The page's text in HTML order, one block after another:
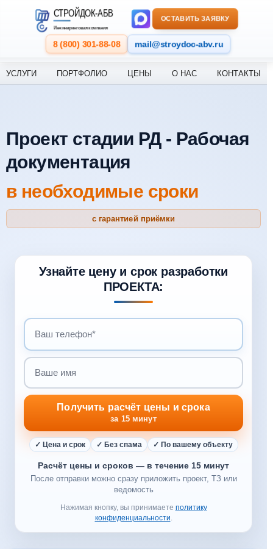
СТРОЙДОК-АБВ
Инжиниринговая компания
8 (800) 301-88-08 mail@stroydoc-abv.ru
ОСТАВИТЬ ЗАЯВКУ
УСЛУГИ ПОРТФОЛИО ЦЕНЫ О НАС КОНТАКТЫ
Проект стадии РД - Рабочая
документация
в необходимые сроки
с гарантией приёмки
Узнайте цену и срок разработки
ПРОЕКТА:
Получить расчёт цены и срока
за 15 минут
✓ Цена и срок ✓ Без спама ✓ По вашему объекту
Расчёт цены и сроков — в течение 15 минут
После отправки можно сразу приложить проект, ТЗ или
ведомость
Нажимая кнопку, вы принимаете политику
конфиденциальности